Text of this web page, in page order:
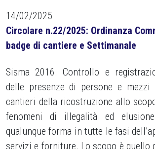
14/02/2025
Circolare n.22/2025: Ordinanza
badge di cantiere e Settimanale
Sisma 2016. Controllo e
delle presenze di persone e mezzi
cantieri della ricostruzione allo
fenomeni di illegalità ed
qualunque forma in tutte le fasi
servizi e forniture. Lo scopo è quello